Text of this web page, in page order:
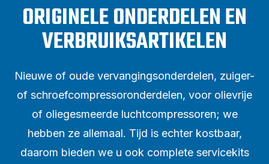
ORIGINELE ONDERDELEN EN
VERBRUIKSARTIKELEN
Nieuwe of oude vervangingsonderdelen, zuiger-
of schroefcompressoronderdelen, voor olievrije
of oliegesmeerde luchtcompressoren; we
hebben ze allemaal. Tijd is echter kostbaar,
daarom bieden we u ook complete servicekits